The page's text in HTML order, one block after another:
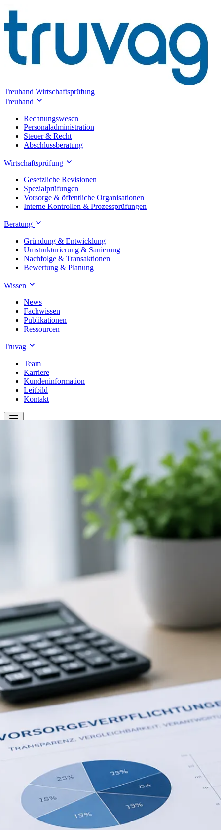
Treuhand Wirtschaftsprüfung
Treuhand
Rechnungswesen
Personaladministration
Steuer & Recht
Abschlussberatung
Wirtschaftsprüfung
Gesetzliche Revisionen
Spezialprüfungen
Vorsorge & öffentliche Organisationen
Interne Kontrollen & Prozessprüfungen
Beratung
Gründung & Entwicklung
Umstrukturierung & Sanierung
Nachfolge & Transaktionen
Bewertung & Planung
Wissen
News
Fachwissen
Publikationen
Ressourcen
Truvag
Team
Karriere
Kundeninformation
Leitbild
Kontakt
Rechnungswesen
Personaladministration
Steuer & Recht
Abschlussberatung
Gesetzliche Revisionen
Vorsorge & öffentliche Organisationen
Interne Kontrollen & Prozessprüfungen
Gründung & Entwicklung
Umstrukturierung & Sanierung
Nachfolge & Transaktionen
Bewertung & Planung
News
Fachwissen
Publikationen
Team
Karriere
Kundeninformation
Leitbild